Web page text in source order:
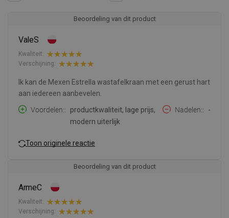
Beoordeling van dit product
ValeS
Kwaliteit:
Verschijning:
Ik kan de Mexen Estrella wastafelkraan met een gerust hart
aan iedereen aanbevelen.
Voordelen:
productkwaliteit, lage prijs,
modern uiterlijk
Nadelen: -
Toon originele reactie
Beoordeling van dit product
ArmeC
Kwaliteit:
Verschijning: